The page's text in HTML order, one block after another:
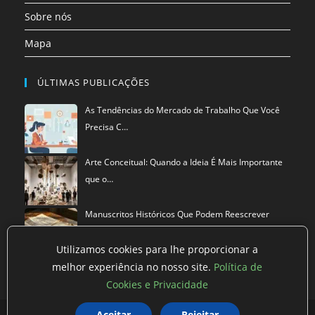
Sobre nós
Mapa
ÚLTIMAS PUBLICAÇÕES
As Tendências do Mercado de Trabalho Que Você
Precisa C…
Arte Conceitual: Quando a Ideia É Mais Importante
que o…
Manuscritos Históricos Que Podem Reescrever
Utilizamos cookies para lhe proporcionar a
melhor experiência no nosso site. Política de
Cookies e Privacidade